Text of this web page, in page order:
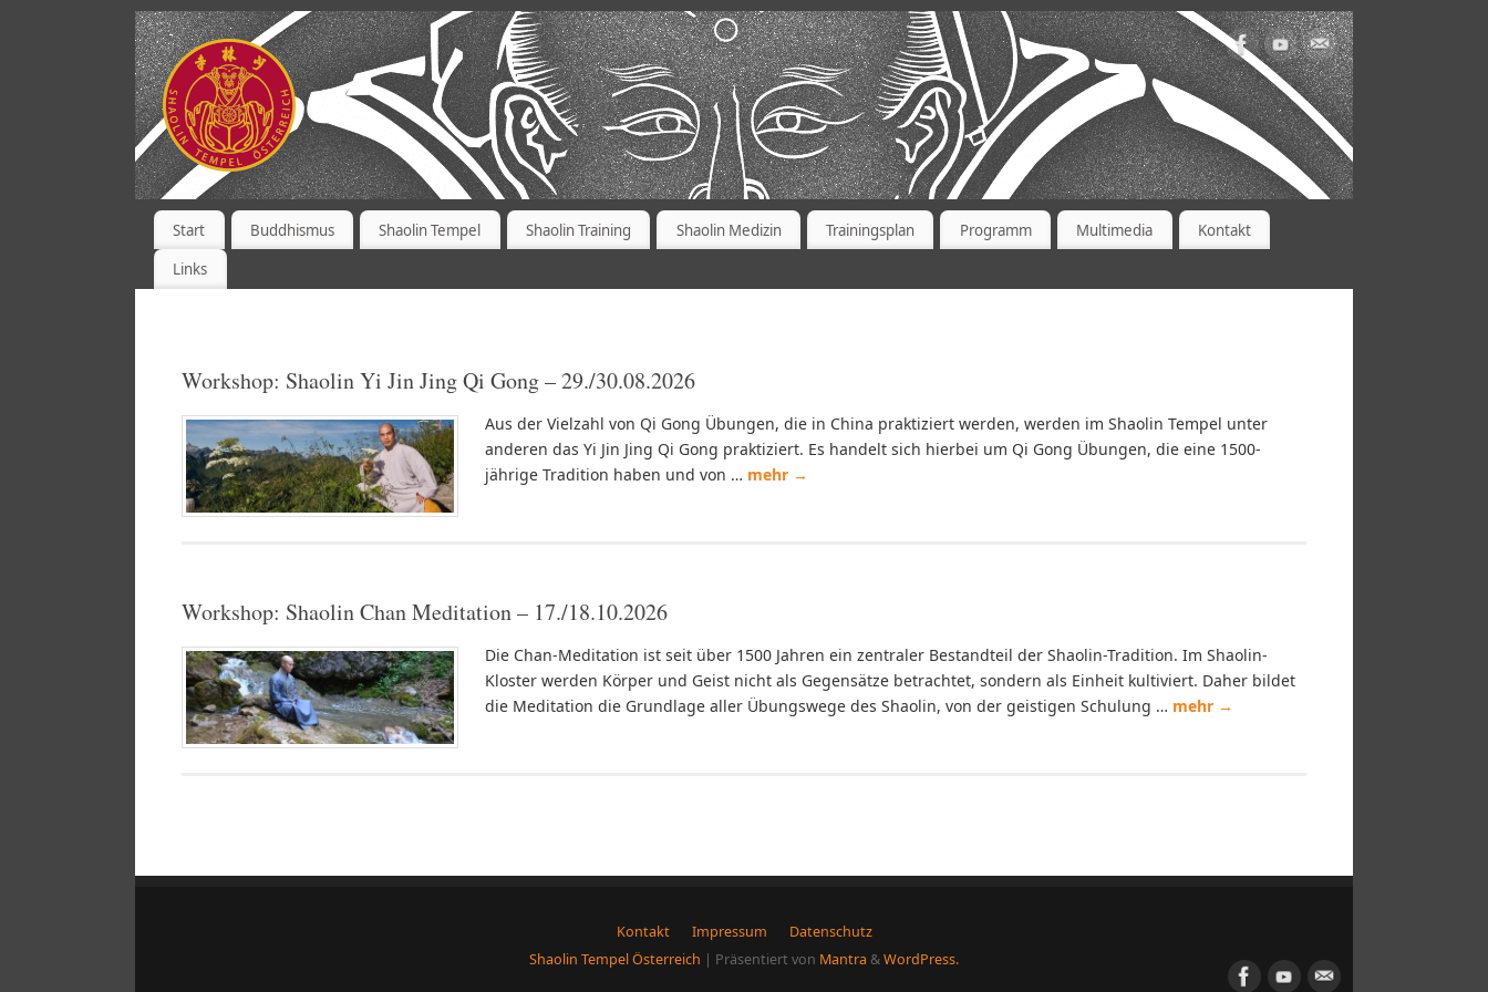
Start Buddhismus Shaolin Tempel Shaolin Training Shaolin Medizin Trainingsplan Programm Multimedia
Kontakt
Links
Workshop: Shaolin Yi Jin Jing Qi Gong – 29./30.08.2026
Aus der Vielzahl von Qi Gong Übungen, die in China praktiziert werden, werden im Shaolin Tempel unter
anderen das Yi Jin Jing Qi Gong praktiziert. Es handelt sich hierbei um Qi Gong Übungen, die eine 1500-
jährige Tradition haben und von … mehr →
Workshop: Shaolin Chan Meditation – 17./18.10.2026
Die Chan-Meditation ist seit über 1500 Jahren ein zentraler Bestandteil der Shaolin-Tradition. Im Shaolin-
Kloster werden Körper und Geist nicht als Gegensätze betrachtet, sondern als Einheit kultiviert. Daher bildet
die Meditation die Grundlage aller Übungswege des Shaolin, von der geistigen Schulung … mehr →
Kontakt Impressum
Datenschutz
Shaolin Tempel Österreich | Präsentiert von Mantra &WordPress.